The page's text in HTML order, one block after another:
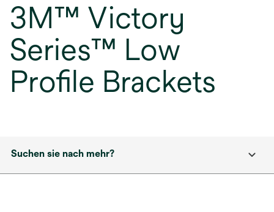
3M™ Victory
Series™ Low
Profile Brackets
Suchen sie nach mehr?